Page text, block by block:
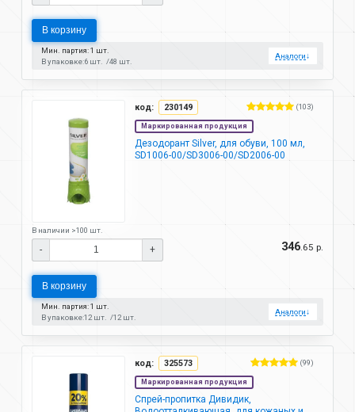
В корзину
Мин. партия: 1 шт.
В упаковке:6 шт. 48 шт.
Аналоги↓
код: 230149 (103)
Маркированная продукция
Дезодорант Silver, для обуви, 100 мл,
SD1006-00/SD3006-00/SD2006-00
В наличии >100 шт.
- + 346 .65 р.
В корзину
Мин. партия: 1 шт.
В упаковке:12 шт. 12 шт.
Аналоги↓
код: 325573 (99)
Маркированная продукция
Спрей-пропитка Дивидик,